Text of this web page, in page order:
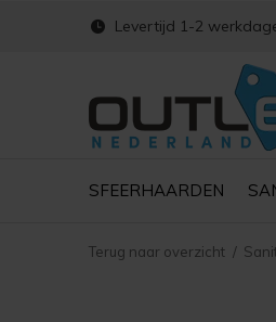
SFEERHAARDEN
Levertijd 1-2
Terug naar overzicht